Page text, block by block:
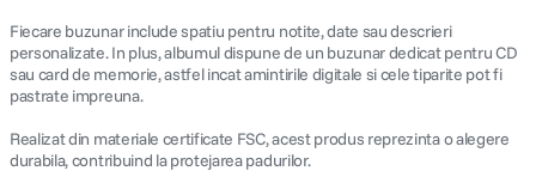
Fiecare buzunar include spatiu pentru notite, date sau descrieri
personalizate. In plus, albumul dispune de un buzunar dedicat pentru CD
sau card de memorie, astfel incat amintirile digitale si cele tiparite pot fi
pastrate impreuna.
Realizat din materiale certificate FSC, acest produs reprezinta o alegere
durabila, contribuind la protejarea padurilor.